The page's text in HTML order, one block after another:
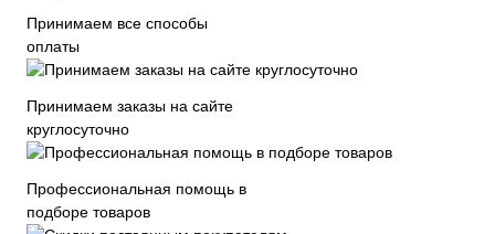
Принимаем все способы
оплаты
Принимаем заказы на сайте
круглосуточно
Профессиональная помощь в
подборе товаров